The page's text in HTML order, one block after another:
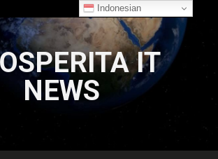
IT
NEWS
Indonesian